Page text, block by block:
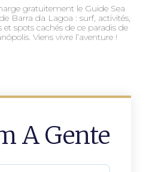
gratuitement le Guide Sea
Barra da Lagoa : surf, activités,
et spots cachés de ce paradis de
Viens vivre l’aventure !
A Gente